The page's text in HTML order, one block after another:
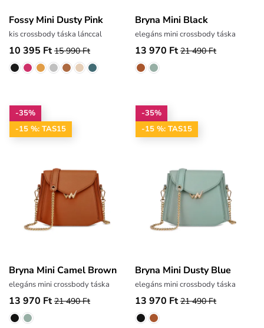
Fossy Mini Dusty Pink
kis crossbody táska lánccal
10 395 Ft 15 990 Ft
Bryna Mini Black
elegáns mini crossbody táska
13 970 Ft 21 490 Ft
-35%
-15 %: TAS15
Bryna Mini Camel Brown
elegáns mini crossbody táska
13 970 Ft 21 490 Ft
-35%
-15 %: TAS15
Bryna Mini Dusty Blue
elegáns mini crossbody táska
13 970 Ft 21 490 Ft